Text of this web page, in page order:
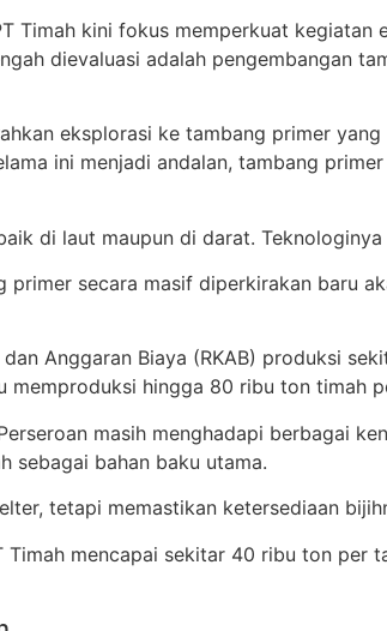
Timah kini fokus memperkuat kegiatan
dievaluasi adalah pengembangan
eksplorasi ke tambang primer
ini menjadi andalan, tambang
di laut maupun di darat.
primer secara masif diperkirakan baru
Anggaran Biaya (RKAB) produksi
memproduksi hingga 80 ribu ton timah
masih menghadapi berbagai
sebagai bahan baku utama.
tetapi memastikan ketersediaan
Timah mencapai sekitar 40 ribu ton